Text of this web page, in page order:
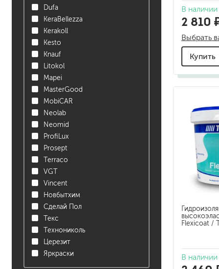
наливные полы,
смеси для монтажа
добавки в растворы
краски для штукатурки
пропитки для древесины
противогололедный
Dufa
KeraBellezza
Kerakoll
Kesto
Knauf
Litokol
Mapei
MasterGood
MobiCAR
Neolab
Neomid
ProfiLux
Prosept
Terraco
VGT
Vincent
Новбытхим
Сделай Пол
Текс
Технониколь
Церезит
Яркраски
В наличии
2 810
Выбрать
Купить
Flexicoat /
В наличии